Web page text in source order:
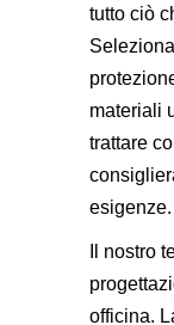
tutto ciò
materiali
trattare
esigenze.
Il nostro
officina.